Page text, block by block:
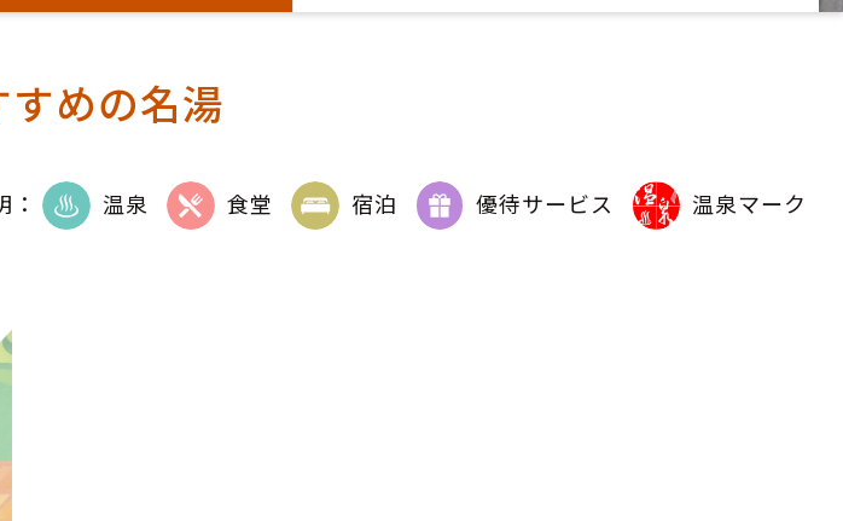
すめの名湯
： 温泉 食堂 宿泊 優待サービス 温泉マーク